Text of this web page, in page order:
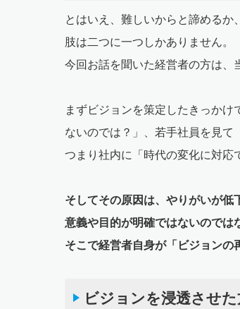
とはいえ、難しいからと諦める
肢は二つに一つしかありません。
今回お話を聞いた経営者の方は、
まずビジョンを策定したきっか
ないのでは？」、若手社員を見て
つまり社内に「時代の変化に対応
そしてその原因は、やりがいが
意義や目的が明確ではないのでは
そこで経営者自身が「ビジョンの
ビジョンを浸透させ